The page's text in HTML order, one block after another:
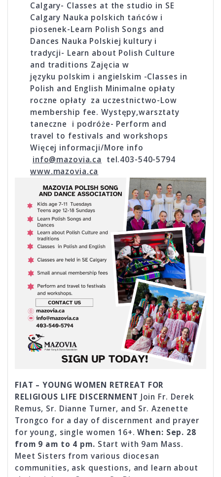
Calgary- Classes at the studio in SE
Calgary Nauka polskich tańców i
piosenek-Learn Polish Songs and
Dances Nauka Polskiej kultury i
tradycji- Learn about Polish Culture
and traditions Zajęcia w
języku polskim i angielskim -Classes in
Polish and English Minimalne opłaty
roczne opłaty za uczestnictwo-Low
membership fee. Występy,warsztaty
taneczne i podróże- Perform and
travel to festivals and workshops
Więcej informacji/More info
info@mazovia.ca tel.403-540-5794
www.mazovia.ca
FIAT – YOUNG WOMEN RETREAT FOR
RELIGIOUS LIFE DISCERNMENT Join Fr. Derek
Remus, Sr. Dianne Turner, and Sr. Azenette
Trongco for a day of discernment and prayer
for young, single women 16+.When: Sep. 28
from 9 am to 4 pm. Start with 9am Mass.
Meet Sisters from various diocesan
communities, ask questions, and learn about